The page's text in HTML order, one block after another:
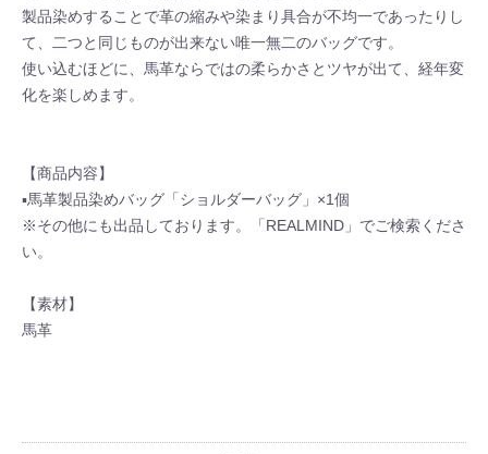
製品染めすることで革の縮みや染まり具合が不均一であったりし
て、二つと同じものが出来ない唯一無二のバッグです。
使い込むほどに、馬革ならではの柔らかさとツヤが出て、経年変
化を楽しめます。
【商品内容】
▪馬革製品染めバッグ「ショルダーバッグ」×1個
※その他にも出品しております。「REALMIND」でご検索くださ
い。
【素材】
馬革